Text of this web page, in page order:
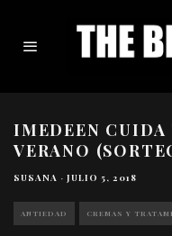
IMEDEEN
VERANO
SUSANA · JULIO 5, 2018
ANTIEDAD CREMAS Y